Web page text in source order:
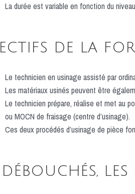
La durée est variable en fonction du
de la
Le technicien en usinage assisté par
Les matériaux usinés peuvent être
Le technicien prépare, réalise et met au
ou MOCN de fraisage (centre d’usinage).
Ces deux procédés d’usinage de pièce
débouchés,